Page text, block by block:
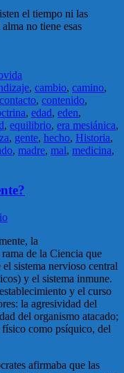
el tiempo ni las
no tiene esas
vida
, cambio, camino,
contacto, contenido,
, edad, eden,
, equilibrio, era mesiánica,
, gente, hecho, Historia,
, madre, mal, medicina,
la
de la Ciencia que
sistema nervioso central
y el sistema inmune.
y el curso
la agresividad del
del organismo atacado;
como psíquico, del
afirmaba que las